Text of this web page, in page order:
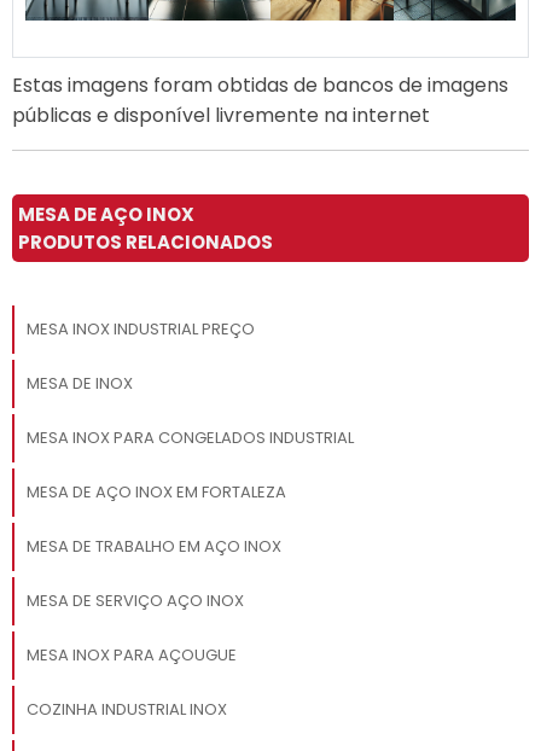
Estas imagens foram obtidas de bancos de imagens
públicas e disponível livremente na internet
MESA DE AÇO INOX
PRODUTOS RELACIONADOS
MESA INOX INDUSTRIAL PREÇO
MESA DE INOX
MESA INOX PARA CONGELADOS INDUSTRIAL
MESA DE AÇO INOX EM FORTALEZA
MESA DE TRABALHO EM AÇO INOX
MESA DE SERVIÇO AÇO INOX
MESA INOX PARA AÇOUGUE
COZINHA INDUSTRIAL INOX